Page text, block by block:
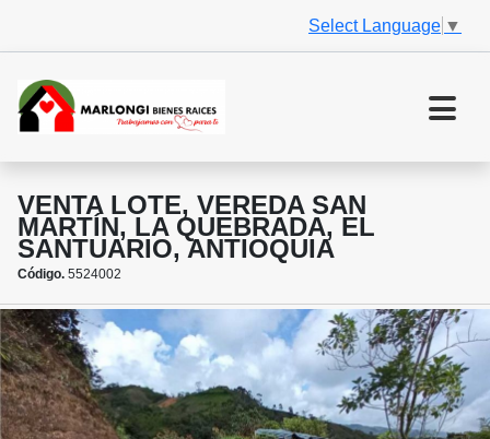
Select Language ▼
VENTA LOTE, VEREDA SAN
MARTÍN, LA QUEBRADA, EL
SANTUARIO, ANTIOQUIA
Código. 5524002